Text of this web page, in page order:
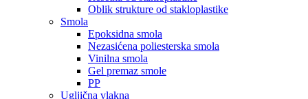
Oblik strukture od stakloplastike
Smola
Epoksidna smola
Nezasićena poliesterska smola
Vinilna smola
Gel premaz smole
PP
Ugljična vlakna